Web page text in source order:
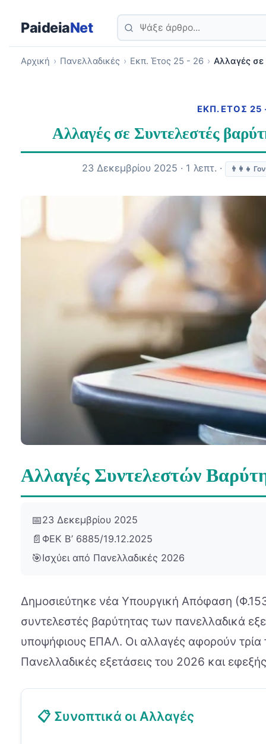
PaideiaNet
Αρχική › Πανελλαδικές › Εκπ. Έτος 25 - 26 › Αλλαγές
ΕΚΠ. ΈΤΟΣ 25
Αλλαγές σε Συντελεστές
23 Δεκεμβρίου 2025 · 1 λεπτ. · 👨‍👩‍👧
Αλλαγές Συντελεστών
📅23 Δεκεμβρίου 2025
📄 ΦΕΚ Β’ 6885/19.12.2025
🎯Ισχύει από Πανελλαδικές 2026
Δημοσιεύτηκε νέα Υπουργική Απόφαση
συντελεστές βαρύτητας των πανελλαδικά
υποψήφιους ΕΠΑΛ. Οι αλλαγές αφορούν τρία
Πανελλαδικές εξετάσεις του 2026 και
📋 Συνοπτικά οι Αλλαγές